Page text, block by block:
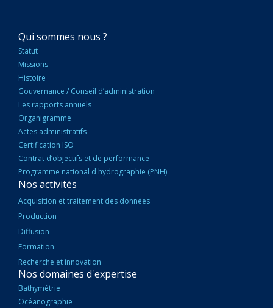
NAVIGATION
PRINCIPALE
Qui sommes nous ?
Statut
Missions
Histoire
Gouvernance / Conseil d’administration
Les rapports annuels
Organigramme
Actes administratifs
Certification ISO
Contrat d’objectifs et de performance
Programme national d'hydrographie (PNH)
Nos activités
Acquisition et traitement des données
Production
Diffusion
Formation
Recherche et innovation
Nos domaines d'expertise
Bathymétrie
Océanographie